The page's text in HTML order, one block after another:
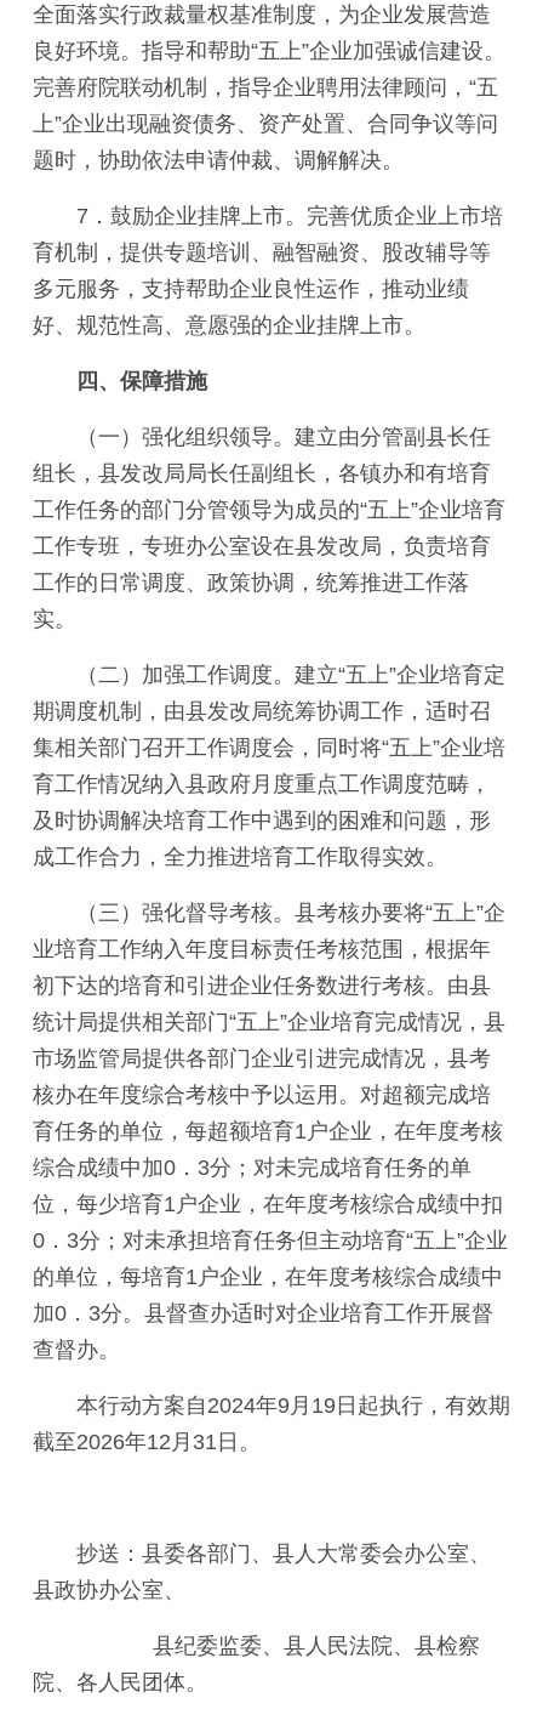
全面落实行政裁量权基准制度，为企业发展营造
良好环境。指导和帮助“五上”企业加强诚信建设。
完善府院联动机制，指导企业聘用法律顾问，“五
上”企业出现融资债务、资产处置、合同争议等问
题时，协助依法申请仲裁、调解解决。
7．鼓励企业挂牌上市。完善优质企业上市培
育机制，提供专题培训、融智融资、股改辅导等
多元服务，支持帮助企业良性运作，推动业绩
好、规范性高、意愿强的企业挂牌上市。
四、保障措施
（一）强化组织领导。建立由分管副县长任
组长，县发改局局长任副组长，各镇办和有培育
工作任务的部门分管领导为成员的“五上”企业培育
工作专班，专班办公室设在县发改局，负责培育
工作的日常调度、政策协调，统筹推进工作落
实。
（二）加强工作调度。建立“五上”企业培育定
期调度机制，由县发改局统筹协调工作，适时召
集相关部门召开工作调度会，同时将“五上”企业培
育工作情况纳入县政府月度重点工作调度范畴，
及时协调解决培育工作中遇到的困难和问题，形
成工作合力，全力推进培育工作取得实效。
（三）强化督导考核。县考核办要将“五上”企
业培育工作纳入年度目标责任考核范围，根据年
初下达的培育和引进企业任务数进行考核。由县
统计局提供相关部门“五上”企业培育完成情况，县
市场监管局提供各部门企业引进完成情况，县考
核办在年度综合考核中予以运用。对超额完成培
育任务的单位，每超额培育1户企业，在年度考核
综合成绩中加0．3分；对未完成培育任务的单
位，每少培育1户企业，在年度考核综合成绩中扣
0．3分；对未承担培育任务但主动培育“五上”企业
的单位，每培育1户企业，在年度考核综合成绩中
加0．3分。县督查办适时对企业培育工作开展督
查督办。
本行动方案自2024年9月19日起执行，有效期
截至2026年12月31日。
抄送：县委各部门、县人大常委会办公室、
县政协办公室、
县纪委监委、县人民法院、县检察
院、各人民团体。